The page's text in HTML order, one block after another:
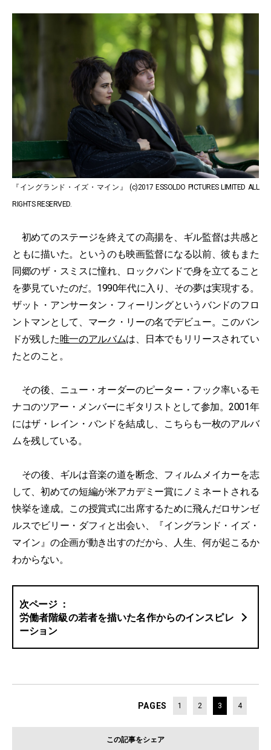
『イングランド・イズ・マイン』 (c)2017 ESSOLDO PICTURES LIMITED ALL
RIGHTS RESERVED.
初めてのステージを終えての高揚を、ギル監督は共感と
ともに描いた。というのも映画監督になる以前、彼もまた
同郷のザ・スミスに憧れ、ロックバンドで身を立てること
を夢見ていたのだ。1990年代に入り、その夢は実現する。
ザット・アンサータン・フィーリングというバンドのフロ
ントマンとして、マーク・リーの名でデビュー。このバン
ドが残した唯一のアルバムは、日本でもリリースされてい
たとのこと。
その後、ニュー・オーダーのピーター・フック率いるモ
ナコのツアー・メンバーにギタリストとして参加。2001年
にはザ・レイン・バンドを結成し、こちらも一枚のアルバ
ムを残している。
その後、ギルは音楽の道を断念、フィルムメイカーを志
して、初めての短編が米アカデミー賞にノミネートされる
快挙を達成。この授賞式に出席するために飛んだロサンゼ
ルスでビリー・ダフィと出会い、『イングランド・イズ・
マイン』の企画が動き出すのだから、人生、何が起こるか
わからない。
労働者階級の若者を描いた名作からのインスピレ
ーション
PAGES 1 2 3 4
この記事をシェア